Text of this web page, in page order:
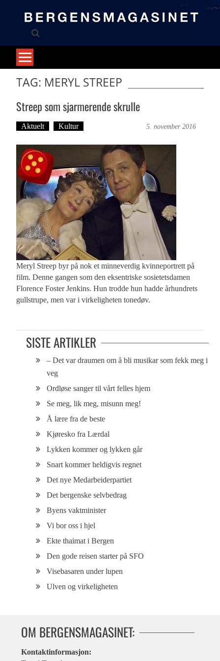
TAG: MERYL STREEP
Streep som sjarmerende skrulle
Aktuelt Kultur 5. november 2016
Meryl Streep byr på nok et minneverdig kvinneportrett på
film. Denne gangen som den eksentriske sosietetsdamen
Florence Foster Jenkins. Hun trodde hun hadde århundrets
gullstrupe, men var i virkeligheten tonedøv.
SISTE ARTIKLER
– Det var draumen om å bli musikar som fekk meg i
veg
Ordløse sanger til vårt felles hjem
Se meg, lik meg, misunn meg!
Å lære fra de beste
Kjøresko fra Lærdal
Lykken kommer og lykken går
Snart kommer heldigvis regnet
Det nye Medarbeiderpartiet
Det bergenske selvbedrag
Byens vaktminister
Vi bor oss i hjel
Ekte thaimat i Bergen
Den gode reisen starter på SFO
Visebasaren under lupen
Ulven og virkeligheten
OM BERGENSMAGASINET:
Kontaktinformasjon: